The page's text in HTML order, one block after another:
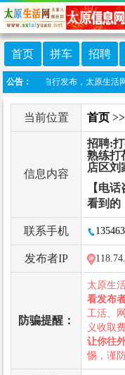
首页 拼车 招聘
公告：
由网友自行发布，太原生活网
当前位置 首页 >>
信息内容
招聘:
熟练打
店区刘
【电
看到的
联系手机
发布者IP
防骗提醒：
太原生
看发布
工活、
义收取
让你往
惕，谨